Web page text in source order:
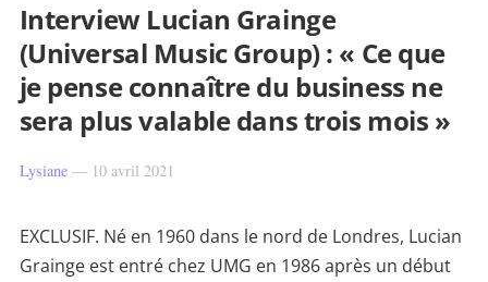
Interview Lucian Grainge
(Universal Music Group) : « Ce que
je pense connaître du business ne
sera plus valable dans trois mois »
Lysiane— 10 avril 2021
EXCLUSIF. Né en 1960 dans le nord de Londres, Lucian
Grainge est entré chez UMG en 1986 après un début